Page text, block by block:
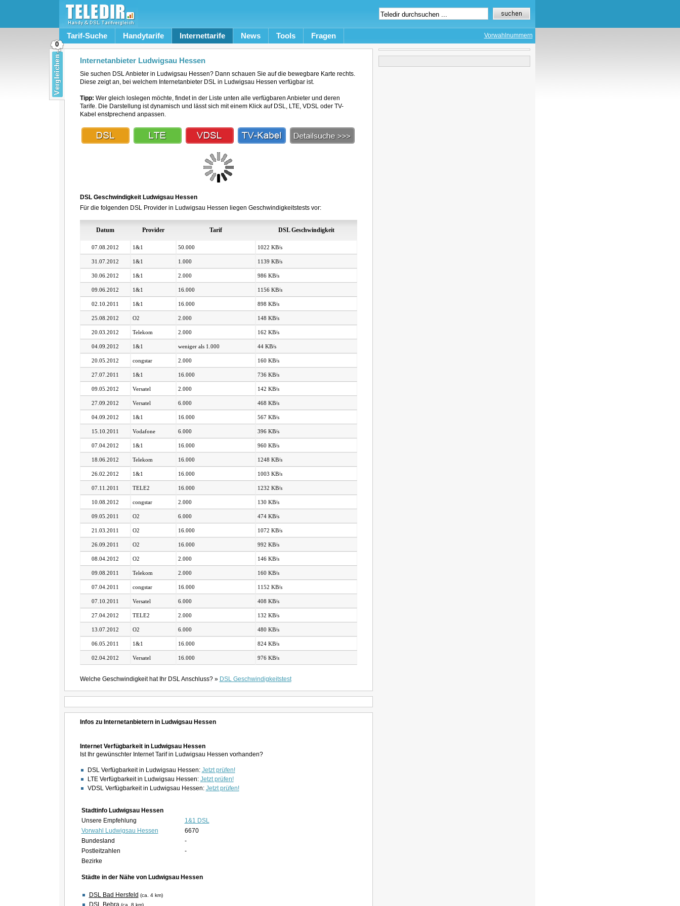
Tarif-Suche Handytarife Internettarife News Tools Fragen Vorwahlnummern
Internetanbieter Ludwigsau Hessen
Sie suchen DSL Anbieter in Ludwigsau Hessen? Dann schauen Sie auf die bewegbare Karte rechts.
Diese zeigt an, bei welchem Internetanbieter DSL in Ludwigsau Hessen verfügbar ist.
Tipp: Wer gleich loslegen möchte, findet in der Liste unten alle verfügbaren Anbieter und deren
Tarife. Die Darstellung ist dynamisch und lässt sich mit einem Klick auf DSL, LTE, VDSL oder TV-
Kabel enstprechend anpassen.
DSL Geschwindigkeit Ludwigsau Hessen
Für die folgenden DSL Provider in Ludwigsau Hessen liegen Geschwindigkeitstests vor:
Datum Provider Tarif DSL Geschwindigkeit
07.08.2012 1&1 50.000 1022 KB/s
31.07.2012 1&1 1.000 1139 KB/s
30.06.2012 1&1 2.000 986 KB/s
09.06.2012 1&1 16.000 1156 KB/s
02.10.2011 1&1 16.000 898 KB/s
25.08.2012 O2 2.000 148 KB/s
20.03.2012 Telekom 2.000 162 KB/s
04.09.2012 1&1 weniger als 1.000 44 KB/s
20.05.2012 congstar 2.000 160 KB/s
27.07.2011 1&1 16.000 736 KB/s
09.05.2012 Versatel 2.000 142 KB/s
27.09.2012 Versatel 6.000 468 KB/s
04.09.2012 1&1 16.000 567 KB/s
15.10.2011 Vodafone 6.000 396 KB/s
07.04.2012 1&1 16.000 960 KB/s
18.06.2012 Telekom 16.000 1248 KB/s
26.02.2012 1&1 16.000 1003 KB/s
07.11.2011 TELE2 16.000 1232 KB/s
10.08.2012 congstar 2.000 130 KB/s
09.05.2011 O2 6.000 474 KB/s
21.03.2011 O2 16.000 1072 KB/s
26.09.2011 O2 16.000 992 KB/s
08.04.2012 O2 2.000 146 KB/s
09.08.2011 Telekom 2.000 160 KB/s
07.04.2011 congstar 16.000 1152 KB/s
07.10.2011 Versatel 6.000 408 KB/s
27.04.2012 TELE2 2.000 132 KB/s
13.07.2012 O2 6.000 480 KB/s
06.05.2011 1&1 16.000 824 KB/s
02.04.2012 Versatel 16.000 976 KB/s
Welche Geschwindigkeit hat Ihr DSL Anschluss? » DSL Geschwindigkeitstest
Infos zu Internetanbietern in Ludwigsau Hessen
Internet Verfügbarkeit in Ludwigsau Hessen
Ist Ihr gewünschter Internet Tarif in Ludwigsau Hessen vorhanden?
DSL Verfügbarkeit in Ludwigsau Hessen: Jetzt prüfen!
LTE Verfügbarkeit in Ludwigsau Hessen: Jetzt prüfen!
VDSL Verfügbarkeit in Ludwigsau Hessen: Jetzt prüfen!
Stadtinfo Ludwigsau Hessen
Unsere Empfehlung
1&1 DSL
Vorwahl Ludwigsau Hessen
6670
Bundesland
-
Postleitzahlen
-
Bezirke
Städte in der Nähe von Ludwigsau Hessen
DSL Bad Hersfeld (ca. 4 km)
DSL Bebra (ca. 8 km)
0